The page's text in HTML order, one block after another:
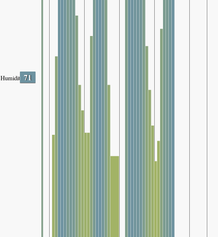
Humidity 71